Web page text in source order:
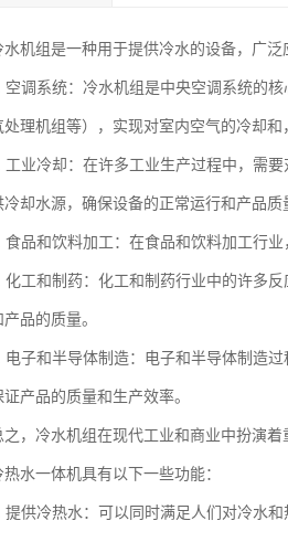
水机组是一种用于提供冷水的设备，广
空调系统：冷水机组是中央空调系统的
处理机组等），实现对室内空气的冷却和
工业冷却：在许多工业生产过程中，需
冷却水源，确保设备的正常运行和产品质
食品和饮料加工：在食品和饮料加工行
化工和制药：化工和制药行业中的许多
产品的质量。
电子和半导体制造：电子和半导体制造
证产品的质量和生产效率。
之，冷水机组在现代工业和商业中扮演
热水一体机具有以下一些功能：
提供冷热水：可以同时满足人们对冷水